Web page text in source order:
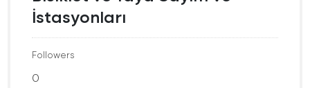
İstasyonları
Followers
0